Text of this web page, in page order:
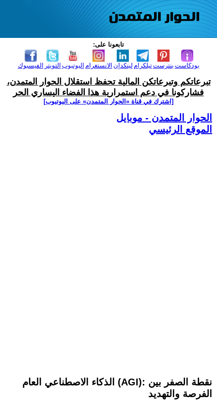
تابعونا على:
الفيسبوك التويتر اليوتيوب الانستغرام لينكدإن تيلكرامبنترست بودكاست
تبرعاتكم وتبرعاتكن المالية تحفظ استقلال الحوار المتمدن،
فشاركونا في دعم استمرارية هذا الفضاء اليساري الحر
[اشترك في قناة ‫«الحوار المتمدن» على اليوتيوب]
الحوار المتمدن - موبايل
الموقع الرئيسي
الذكاء الاصطناعي العام (AGI): نقطة الصفر بين
الفرصة والتهديد